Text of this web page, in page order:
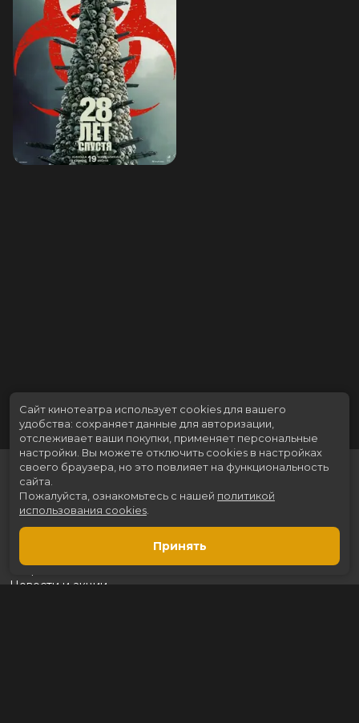
Скоро в кино
Новости и акции
Сайт кинотеатра использует cookies для вашего
удобства: сохраняет данные для авторизации,
отслеживает ваши покупки, применяет персональные
настройки. Вы можете отключить cookies в настройках
своего браузера, но это повлияет на функциональность
сайта.
Пожалуйста, ознакомьтесь с нашей политикой
использования cookies
Принять